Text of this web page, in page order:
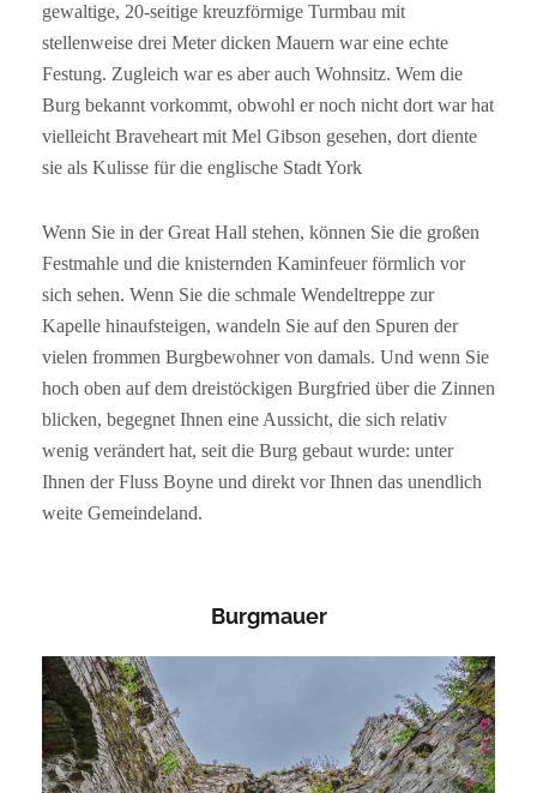
gewaltige, 20-seitige kreuzförmige Turmbau mit
stellenweise drei Meter dicken Mauern war eine echte
Festung. Zugleich war es aber auch Wohnsitz. Wem die
Burg bekannt vorkommt, obwohl er noch nicht dort war hat
vielleicht Braveheart mit Mel Gibson gesehen, dort diente
sie als Kulisse für die englische Stadt York
Wenn Sie in der Great Hall stehen, können Sie die großen
Festmahle und die knisternden Kaminfeuer förmlich vor
sich sehen. Wenn Sie die schmale Wendeltreppe zur
Kapelle hinaufsteigen, wandeln Sie auf den Spuren der
vielen frommen Burgbewohner von damals. Und wenn Sie
hoch oben auf dem dreistöckigen Burgfried über die Zinnen
blicken, begegnet Ihnen eine Aussicht, die sich relativ
wenig verändert hat, seit die Burg gebaut wurde: unter
Ihnen der Fluss Boyne und direkt vor Ihnen das unendlich
weite Gemeindeland.
Burgmauer